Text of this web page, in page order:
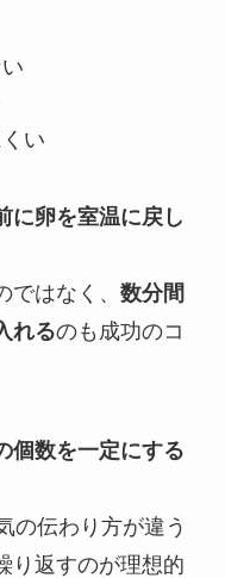
い
に卵を室温に戻し
はなく、 数分間
れるのも成功のコ
個数を一定にする
の伝わり方が違う
り返すのが理想的